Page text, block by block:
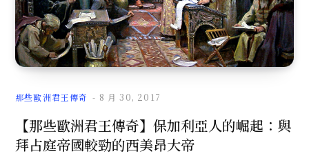
那些歐洲君王傳奇 8 月 30, 2017
【那些歐洲君王傳奇】保加利亞人的崛起：與
拜占庭帝國較勁的西美昂大帝